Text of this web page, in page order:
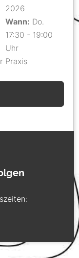
2026
Wann: Do.
17:30 - 19:00
Uhr
Praxis